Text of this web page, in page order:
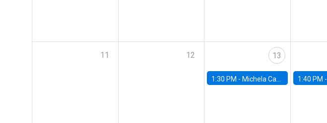
11 12 13
1:30 PM - Michela Carlana, Harvard Kennedy School 1:40 PM -